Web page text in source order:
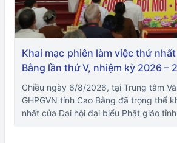
Khai mạc phiên làm việc thứ
Bằng lần thứ V, nhiệm kỳ 2026 –
Chiều ngày 6/8/2026, tại Trung tâm
GHPGVN tỉnh Cao Bằng đã trọng thể
nhất của Đại hội đại biểu Phật giáo